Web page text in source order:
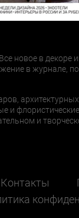
новое в декоре
в журнале,
архитектурных
и
и
Контакты